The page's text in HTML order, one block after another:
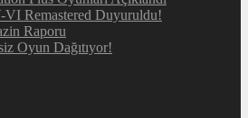
Remastered Duyuruldu!
Raporu
Oyun Dağıtıyor!